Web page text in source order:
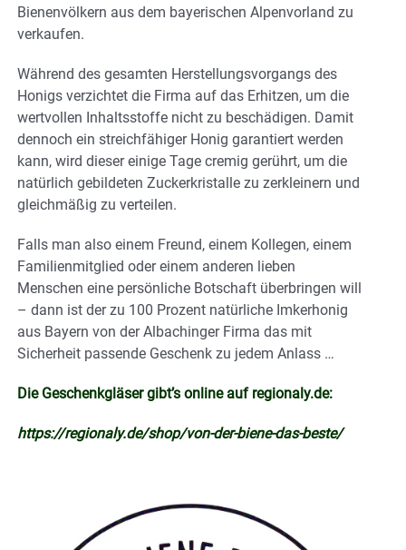
Bienenvölkern aus dem bayerischen Alpenvorland zu
verkaufen.
Während des gesamten Herstellungsvorgangs des
Honigs verzichtet die Firma auf das Erhitzen, um die
wertvollen Inhaltsstoffe nicht zu beschädigen. Damit
dennoch ein streichfähiger Honig garantiert werden
kann, wird dieser einige Tage cremig gerührt, um die
natürlich gebildeten Zuckerkristalle zu zerkleinern und
gleichmäßig zu verteilen.
Falls man also einem Freund, einem Kollegen, einem
Familienmitglied oder einem anderen lieben
Menschen eine persönliche Botschaft überbringen will
– dann ist der zu 100 Prozent natürliche Imkerhonig
aus Bayern von der Albachinger Firma das mit
Sicherheit passende Geschenk zu jedem Anlass …
Die Geschenkgläser gibt’s online auf regionaly.de:
https://regionaly.de/shop/von-der-biene-das-beste/